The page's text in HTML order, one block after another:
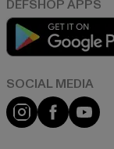
Instagram